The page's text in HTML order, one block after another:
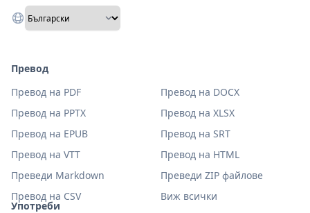
Употреби
Превод
Превод на PDF
Превод на DOCX
Превод на PPTX
Превод на XLSX
Превод на EPUB
Превод на SRT
Превод на VTT
Превод на HTML
Преведи Markdown
Преведи ZIP файлове
Превод на CSV
Виж всички